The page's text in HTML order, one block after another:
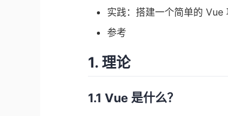
实践：搭建一个简单的 Vue
参考
1. 理论
1.1 Vue 是什么？